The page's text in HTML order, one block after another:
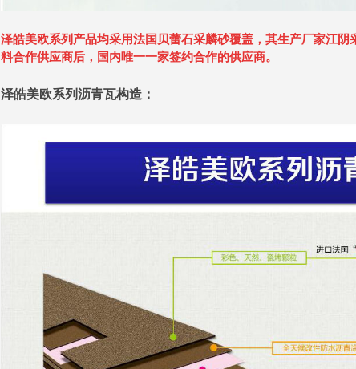
泽皓美欧系列产品均采用法国贝蕾石采麟砂覆盖，其生产厂家江
料合作供应商后，国内唯一一家签约合作的供应商。
泽皓美欧系列沥青瓦构造：